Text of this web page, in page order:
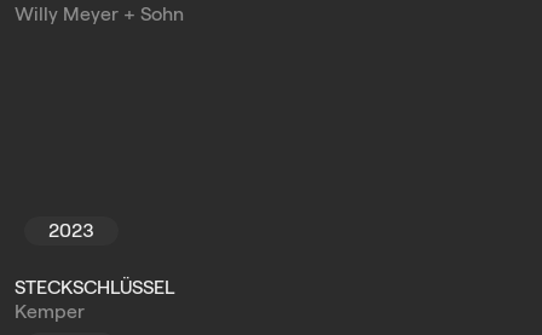
Willy Meyer + Sohn
2023
STECKSCHLÜSSEL
Kemper